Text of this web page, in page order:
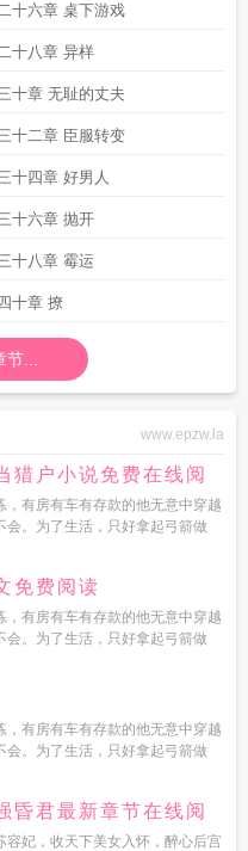
十六章 桌下游戏
十八章 异样
十章 无耻的丈夫
十二章 臣服转变
十四章 好男人
十六章 抛开
十八章 霉运
十章 撩
...
www.epzw.la
猎户小说免费在线阅
，有房有车有存款的他无意中穿越
。为了生活，只好拿起弓箭做
免费阅读
，有房有车有存款的他无意中穿越
。为了生活，只好拿起弓箭做
，有房有车有存款的他无意中穿越
。为了生活，只好拿起弓箭做
昏君最新章节在线阅
容妃，收天下美女入怀，醉心后宫